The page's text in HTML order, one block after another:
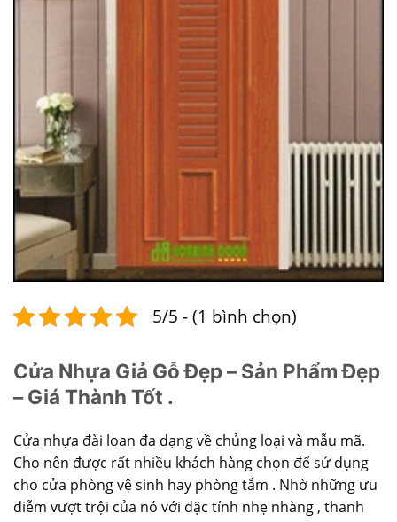
5/5 - (1 bình chọn)
Cửa Nhựa Giả Gỗ Đẹp – Sản Phẩm Đẹp
– Giá Thành Tốt .
Cửa nhựa đài loan đa dạng về chủng loại và mẫu mã.
Cho nên được rất nhiều khách hàng chọn để sử dụng
cho cửa phòng vệ sinh hay phòng tắm . Nhờ những ưu
điễm vượt trội của nó với đặc tính nhẹ nhàng , thanh